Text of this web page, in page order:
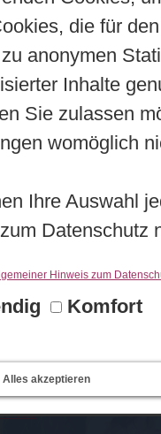
die für
anonymen
Inhalte
Sie zulassen
womöglich
Ihre Auswahl
Datenschutz
Hinweis zum
Komfort
Alles akzeptieren